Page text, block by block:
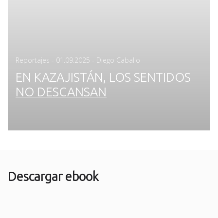
Reportajes - Posted
01.09.2025 - Diego Caballo
EN KAZAJISTÁN, LOS SENTIDOS
NO DESCANSAN
Descargar ebook